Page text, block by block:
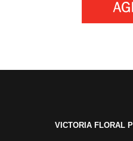
VICTORIA FLORAL